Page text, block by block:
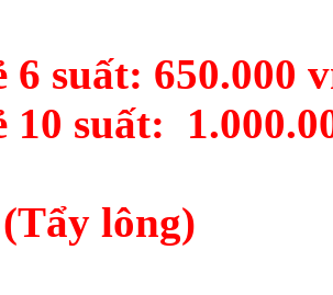
650.000
suất:
lông)